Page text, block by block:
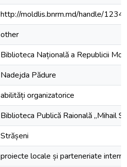
http://moldlis.bnrm.md/handle/
other
Biblioteca Națională a Republicii
Nadejda Pădure
abilități organizatorice
Biblioteca Publică Raională „Mihail
Strășeni
proiecte locale și parteneriate